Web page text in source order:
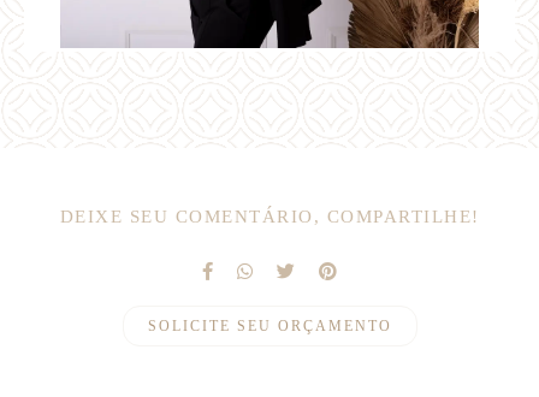
DEIXE SEU COMENTÁRIO, COMPARTILHE!
SOLICITE SEU ORÇAMENTO